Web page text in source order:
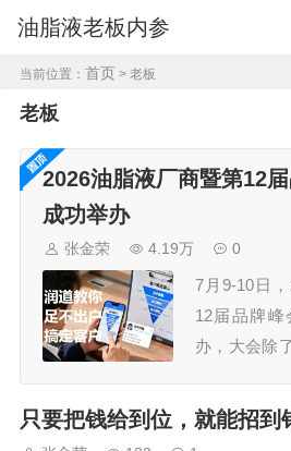
油脂液老板内参
当前位置： 首页 > 老板
老板
2026油脂液厂商暨第12
成功举办
张金荣 4.19万 0
7月9-10日
12届品牌
办，大会除
司、江苏汤
只要把钱给到位，就能招到